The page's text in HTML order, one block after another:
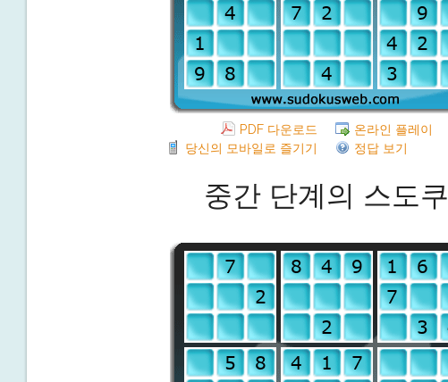
PDF 다운로드
온라인 플레이
당신의 모바일로 즐기기
정답 보기
중간 단계의 스도쿠